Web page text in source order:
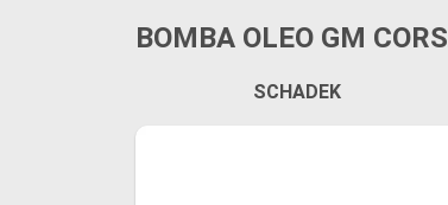
BOMBA OLEO GM
SCHADEK